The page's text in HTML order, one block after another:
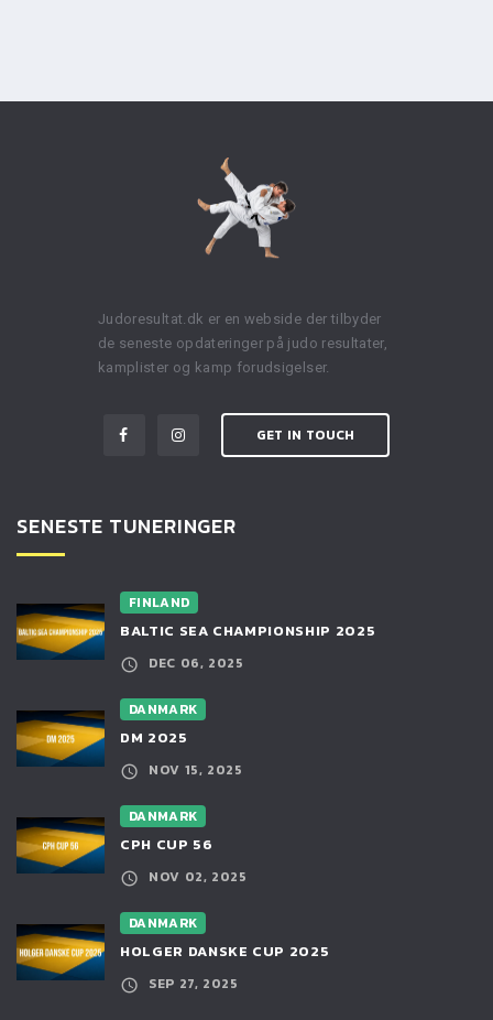
Judoresultat.dk er en webside der tilbyder
de seneste opdateringer på judo resultater,
kamplister og kamp forudsigelser.
GET IN TOUCH
SENESTE TUNERINGER
FINLAND
BALTIC SEA CHAMPIONSHIP 2025
DEC 06, 2025
DANMARK
DM 2025
NOV 15, 2025
DANMARK
CPH CUP 56
NOV 02, 2025
DANMARK
HOLGER DANSKE CUP 2025
SEP 27, 2025